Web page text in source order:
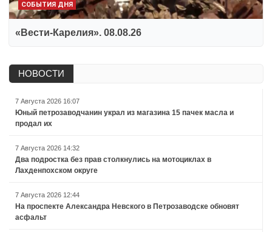
СОБЫТИЯ ДНЯ
«Вести-Карелия». 08.08.26
НОВОСТИ
7 Августа 2026 16:07
Юный петрозаводчанин украл из магазина 15 пачек масла и
продал их
7 Августа 2026 14:32
Два подростка без прав столкнулись на мотоциклах в
Лахденпохском округе
7 Августа 2026 12:44
На проспекте Александра Невского в Петрозаводске обновят
асфальт